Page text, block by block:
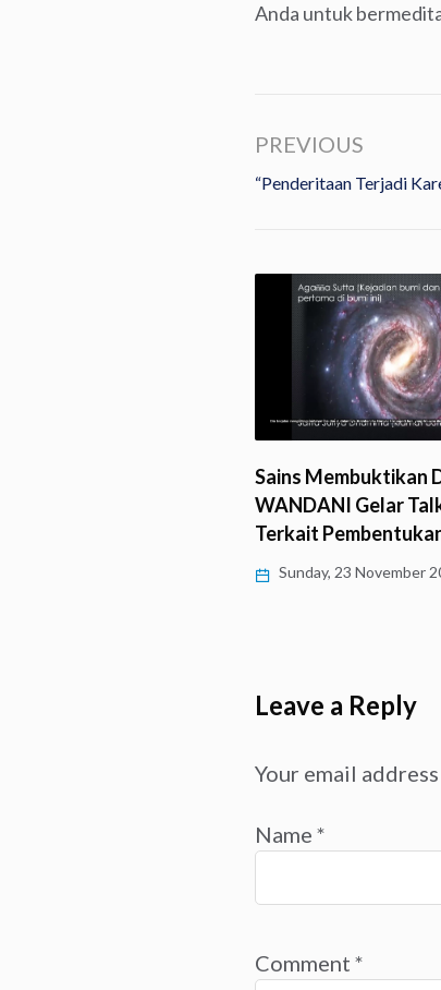
Anda untuk
PREVIOUS
“Penderitaan Terjadi
Sains Membuktikan
WANDANI Gelar
Terkait
Sunday, 23 November
Leave a Reply
Your email
Name *
Comment *